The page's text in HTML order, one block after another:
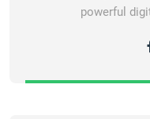
powerful